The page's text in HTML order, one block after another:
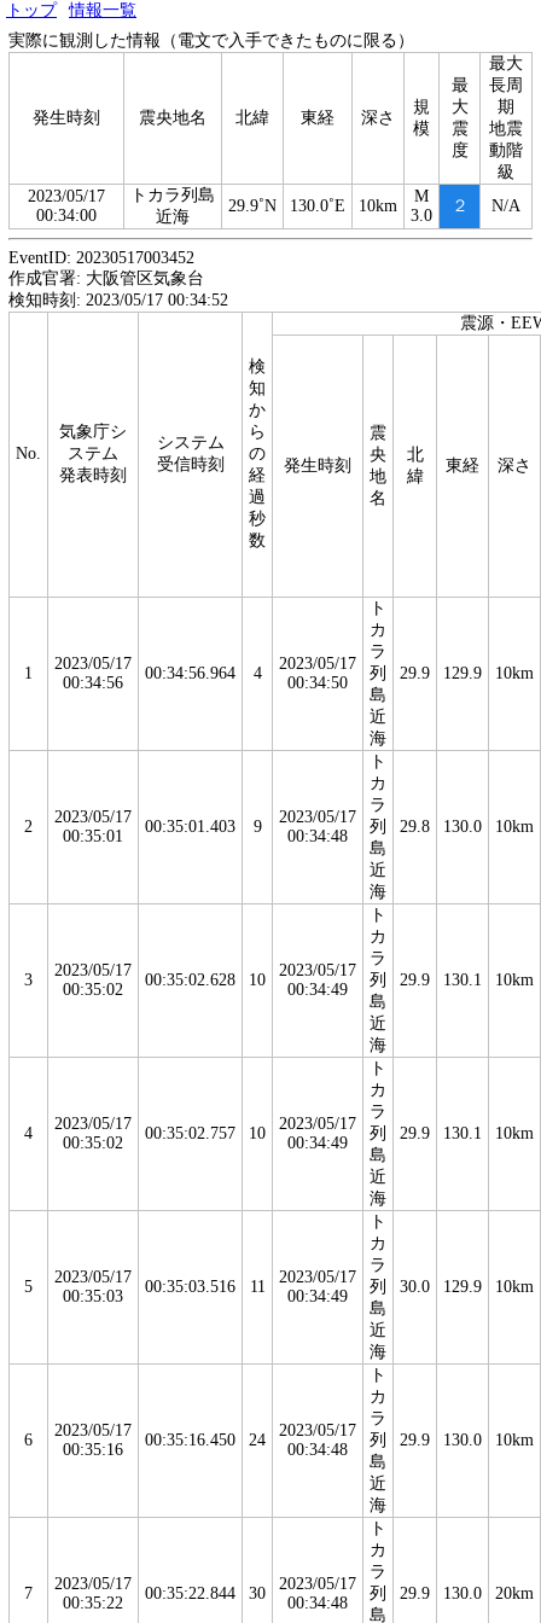
トップ
情報一覧
実際に観測した情報（電文で入手できたものに限る）
発生時刻 震央地名 北緯 東経 深さ
規
模
最
大
震
度
最大
長周
期
地震
動階
級
2023/05/17
00:34:00
トカラ列島
近海
29.9˚N 130.0˚E 10km
M
3.0
２ N/A
EventID: 20230517003452
作成官署: 大阪管区気象台
検知時刻: 2023/05/17 00:34:52
No.
気象庁シ
ステム
発表時刻
システム
受信時刻
検
知
か
ら
の
経
過
秒
数
震源・
発生時刻
震
央
地
名
北
緯
東経 深さ
1
2023/05/17
00:34:56
00:34:56.964 4
2023/05/17
00:34:50
ト
カ
ラ
列
島
近
海
29.9 129.9 10km
2
2023/05/17
00:35:01
00:35:01.403 9
2023/05/17
00:34:48
ト
カ
ラ
列
島
近
海
29.8 130.0 10km
3
2023/05/17
00:35:02
00:35:02.628 10
2023/05/17
00:34:49
ト
カ
ラ
列
島
近
海
29.9 130.1 10km
4
2023/05/17
00:35:02
00:35:02.757 10
2023/05/17
00:34:49
ト
カ
ラ
列
島
近
海
29.9 130.1 10km
5
2023/05/17
00:35:03
00:35:03.516 11
2023/05/17
00:34:49
ト
カ
ラ
列
島
近
海
30.0 129.9 10km
6
2023/05/17
00:35:16
00:35:16.450 24
2023/05/17
00:34:48
ト
カ
ラ
列
島
近
海
29.9 130.0 10km
7
2023/05/17
00:35:22
00:35:22.844 30
2023/05/17
00:34:48
ト
カ
ラ
列
島
29.9 130.0 20km